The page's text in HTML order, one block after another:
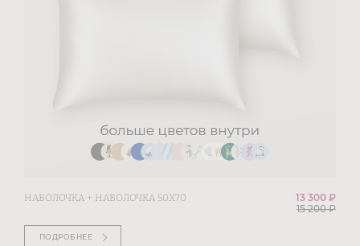
НАВОЛОЧКА + НАВОЛОЧКА 50Х70
13 300 ₽
15 200₽
ПОДРОБНЕЕ